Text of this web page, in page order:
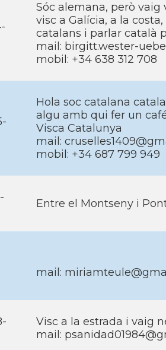
Sóc alemana, però vaig
visc a Galícia, a la
catalans i parlar català
mail: birgitt.wester-
mobil: +34 638 312 708
Hola soc catalana
algu amb qui fer un
Visca Catalunya
mail:
mobil: +34 687 799 949
Entre el Montseny i
mail:
Visc a la estrada i vaig
mail: